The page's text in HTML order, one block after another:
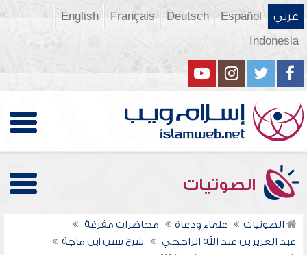
عربي Español
Deutsch
Français
English
Indonesia
الصوتيات
الصوتيات علماء ودعاة
محاضرات مفرغة
عبد العزيز بن عبد الله الراجحي
شرح سنن ابن ماجة